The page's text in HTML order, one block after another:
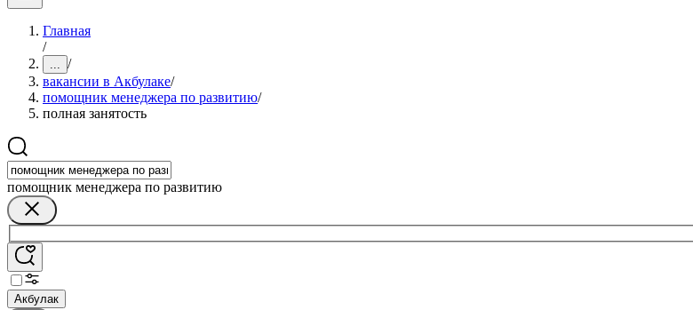
Главная
/
... /
вакансии в Акбулаке/
помощник менеджера по развитию/
полная занятость
помощник менеджера по развитию
Акбулак